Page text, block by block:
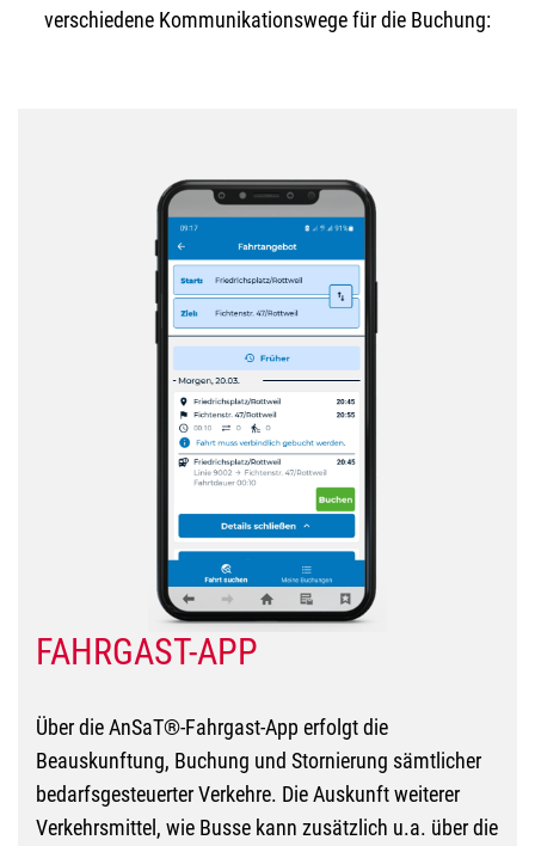
verschiedene Kommunikationswege für die Buchung:
FAHRGAST-APP
Über die AnSaT®-Fahrgast-App erfolgt die
Beauskunftung, Buchung und Stornierung sämtlicher
bedarfsgesteuerter Verkehre. Die Auskunft weiterer
Verkehrsmittel, wie Busse kann zusätzlich u.a. über die